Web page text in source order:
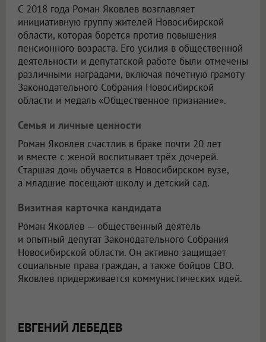
С 2018 года Роман Яковлев возглавляет
инициативную группу жителей Новосибирской
области, которая борется против повышения
пенсионного возраста. Его усилия в общественной
деятельности и депутатской работе были отмечены
различными наградами, включая почётную грамоту
Законодательного Собрания Новосибирской
области и медаль «Общественное признание».
Семья и личные ценности
Роман Яковлев счастлив в браке почти 20 лет
и вместе с женой воспитывает трёх дочерей.
Старшая дочь обучается в Новосибирском вузе,
а младшие посещают школу и детский сад.
Визитная карточка кандидата
Роман Яковлев — общественный деятель
и опытный депутат Законодательного Собрания
Новосибирской области. Он активно защищает
социальные права граждан, а также бойцов СВО.
Яковлев придерживается коммунистических идей.
ЕВГЕНИЙ ЛЕБЕДЕВ